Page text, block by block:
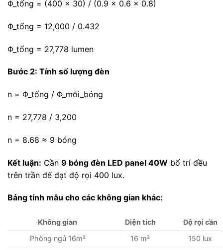
Φ_tổng = (400 × 30) / (0.9 × 0.6 × 0.8)
Φ_tổng = 12,000 / 0.432
Φ_tổng = 27,778 lumen
Bước 2: Tính số lượng đèn
n = Φ_tổng / Φ_mỗi_bóng
n = 27,778 / 3,200
n = 8.68 ≈ 9 bóng
Kết luận: Cần 9 bóng đèn LED panel 40W bố trí đều
trên trần để đạt độ rọi 400 lux.
Bảng tính mẫu cho các không gian khác:
Không gian Diện tích
Độ rọi cần
Phòng ngủ 16m²
16 m²
150 lux